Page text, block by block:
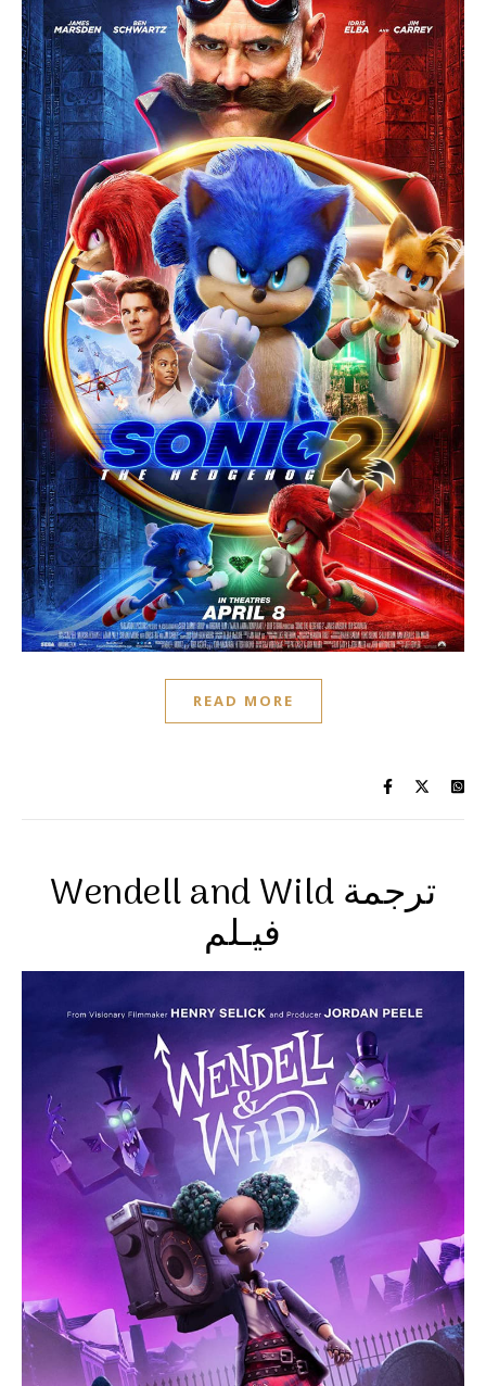
READ MORE
Wendell and Wild ترجمة
فيـلم